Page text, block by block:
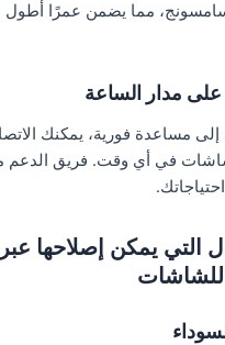
مما يضمن عمرًا أطول
إلى مساعدة فورية، يمكنك
في أي وقت. فريق الدعم
التي يمكن إصلاحها